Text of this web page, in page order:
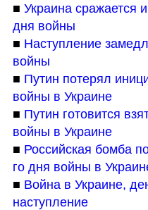
■ Украина сражается
дня войны
■ Наступление
войны
■ Путин потерял
войны в Украине
■ Путин готовится
войны в Украине
■ Российская бомба
го дня войны в
■ Война в Украине,
наступление